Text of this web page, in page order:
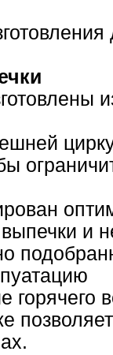
и
горячего